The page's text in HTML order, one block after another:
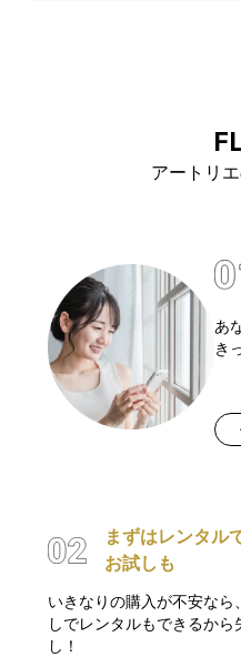
アートリ
あ
き
まずはレンタル
お試しも
いきなりの購入が不安なら
しでレンタルもできるから
し！